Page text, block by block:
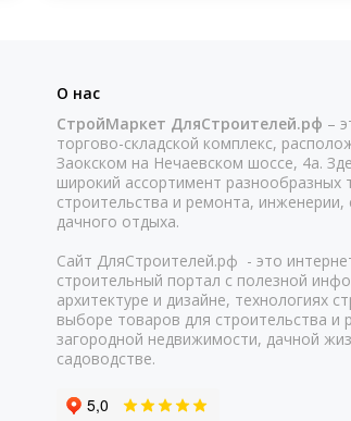
О нас
СтройМаркет ДляСтроителей.рф –
торгово-складской комплекс,
Заокском на Нечаевском шоссе, 4а.
широкий ассортимент разнообразных
строительства и ремонта, инженерии,
дачного отдыха.
Сайт ДляСтроителей.рф - это
строительный портал с полезной
архитектуре и дизайне, технологиях
выборе товаров для строительства и
загородной недвижимости, дачной
садоводстве.